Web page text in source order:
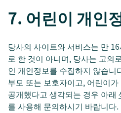
7. 어린이 개인
당사의 사이트와 서비스는 만
로 한 것이 아니며, 당사는 고의
인 개인정보를 수집하지 않습니
부모 또는 보호자이고, 어린이
공개했다고 생각되는 경우 아래
를 사용해 문의하시기 바랍니다.